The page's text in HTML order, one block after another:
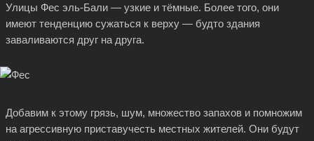
Улицы Фес эль-Бали — узкие и тёмные. Более того, они
имеют тенденцию сужаться к верху — будто здания
заваливаются друг на друга.
Добавим к этому грязь, шум, множество запахов и помножим
на агрессивную приставучесть местных жителей. Они будут